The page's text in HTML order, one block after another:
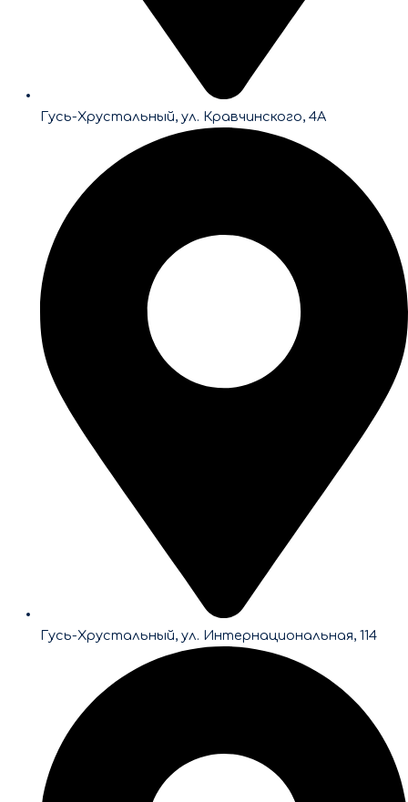
Гусь-Хрустальный, ул. Кравчинского, 4А
Гусь-Хрустальный, ул. Интернациональная, 114